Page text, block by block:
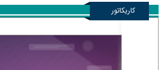
کاریکاتور